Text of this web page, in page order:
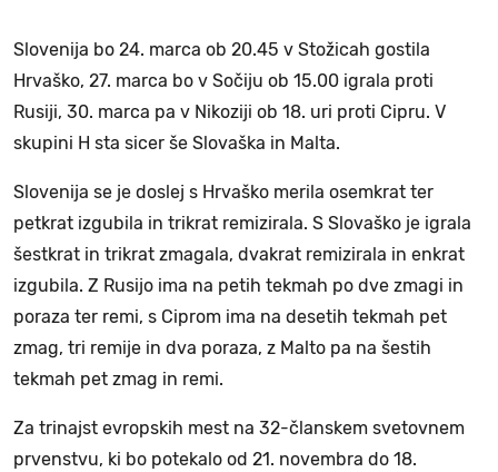
Slovenija bo 24. marca ob 20.45 v Stožicah gostila
Hrvaško, 27. marca bo v Sočiju ob 15.00 igrala proti
Rusiji, 30. marca pa v Nikoziji ob 18. uri proti Cipru. V
skupini H sta sicer še Slovaška in Malta.
Slovenija se je doslej s Hrvaško merila osemkrat ter
petkrat izgubila in trikrat remizirala. S Slovaško je igrala
šestkrat in trikrat zmagala, dvakrat remizirala in enkrat
izgubila. Z Rusijo ima na petih tekmah po dve zmagi in
poraza ter remi, s Ciprom ima na desetih tekmah pet
zmag, tri remije in dva poraza, z Malto pa na šestih
tekmah pet zmag in remi.
Za trinajst evropskih mest na 32-članskem svetovnem
prvenstvu, ki bo potekalo od 21. novembra do 18.